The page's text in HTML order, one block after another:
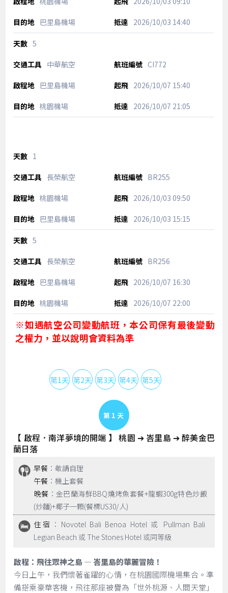
巴里島機場 2026/10/03 14:40
5
中華航空 CI772
巴里島機場 2026/10/07 15:40
桃園機場 2026/10/07 21:05
1
長榮航空 BR255
桃園機場 2026/10/03 09:50
巴里島機場 2026/10/03 15:15
5
長榮航空 BR256
巴里島機場 2026/10/07 16:30
桃園機場 2026/10/07 22:00
※如遇航空公司變動航班，本公司保有最後變動
之權力，並以說明會資料為準
第1天 第2天 第3天 第4天 第5天
Day 1
【 啟程．南洋夢境的開端 】 桃園 ➔ 峇里島 ➔ 醉美金巴
蘭日落
早餐 ：敬請自理
午餐 ：機上套餐
晚餐 ：金巴蘭海鮮BBQ燒烤魚套餐+龍蝦300g特色炒飯
(炒麵)+椰子一顆(餐標US30/人)
住宿 ：Novotel Bali Benoa Hotel 或 Pullman Bali
Legian Beach 或 The Stones Hotel 或同等級
啟程：飛往眾神之島 — 峇里島的華麗冒險！
今日上午，我們懷著雀躍的心情，在桃園國際機場集合。準
備搭乘豪華客機，飛往那座被譽為「世外桃源、人間天堂」